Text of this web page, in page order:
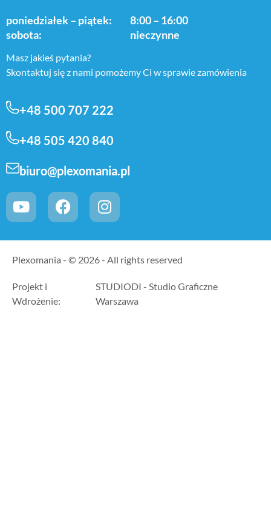
poniedziałek – piątek:
sobota:
8:00 – 16:00
nieczynne
Masz jakieś pytania?
Skontaktuj się z nami pomożemy Ci w sprawie zamówienia
+48 500 707 222
+48 505 420 840
biuro@plexomania.pl
Plexomania - © 2026 - All rights reserved
Projekt i
Wdrożenie:
STUDIODI - Studio Graficzne
Warszawa